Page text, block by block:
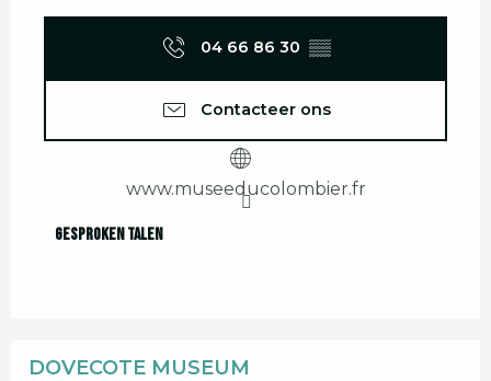
04 66 86 30 ▒▒
Contacteer ons
www.museeducolombier.fr
Gesproken talen
Gesproken talen
DOVECOTE MUSEUM